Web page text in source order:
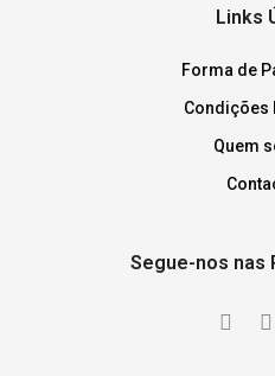
Links
Forma de
Condições
Quem
Segue-nos nas